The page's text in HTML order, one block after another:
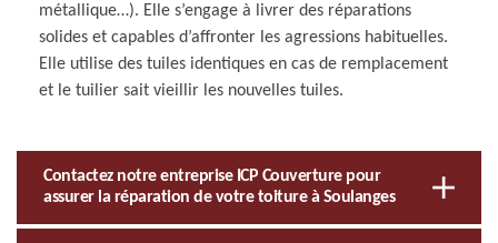
métallique…). Elle s’engage à livrer des réparations
solides et capables d’affronter les agressions habituelles.
Elle utilise des tuiles identiques en cas de remplacement
et le tuilier sait vieillir les nouvelles tuiles.
Contactez notre entreprise ICP Couverture pour
assurer la réparation de votre toiture à Soulanges